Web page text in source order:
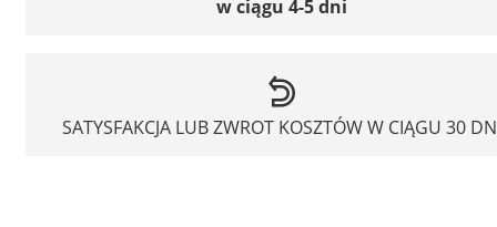
w ciągu 4-5 dni
SATYSFAKCJA LUB ZWROT KOSZTÓW W CIĄGU 30